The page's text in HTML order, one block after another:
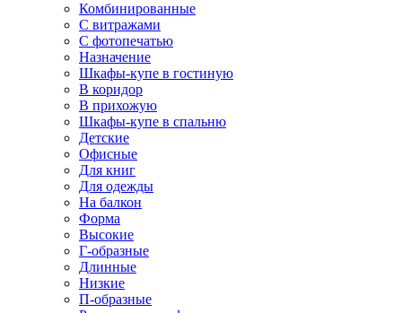
Комбинированные
С витражами
С фотопечатью
Назначение
Шкафы-купе в гостиную
В коридор
В прихожую
Шкафы-купе в спальню
Детские
Офисные
Для книг
Для одежды
На балкон
Форма
Высокие
Г-образные
Длинные
Низкие
П-образные